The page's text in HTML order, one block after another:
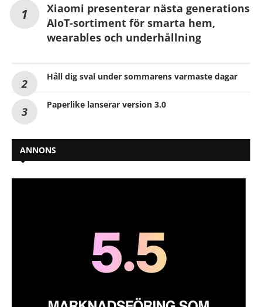
Xiaomi presenterar nästa generations
AIoT-sortiment för smarta hem,
wearables och underhållning
Håll dig sval under sommarens varmaste dagar
Paperlike lanserar version 3.0
ANNONS